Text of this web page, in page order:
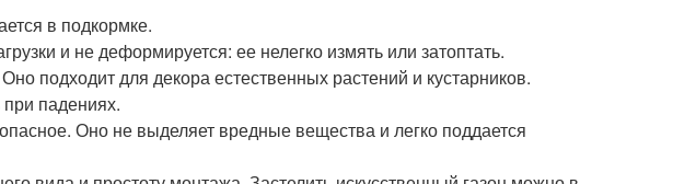
в подкормке.
и не деформируется: ее нелегко измять или затоптать.
подходит для декора естественных растений и кустарников.
падениях.
Оно не выделяет вредные вещества и легко поддается